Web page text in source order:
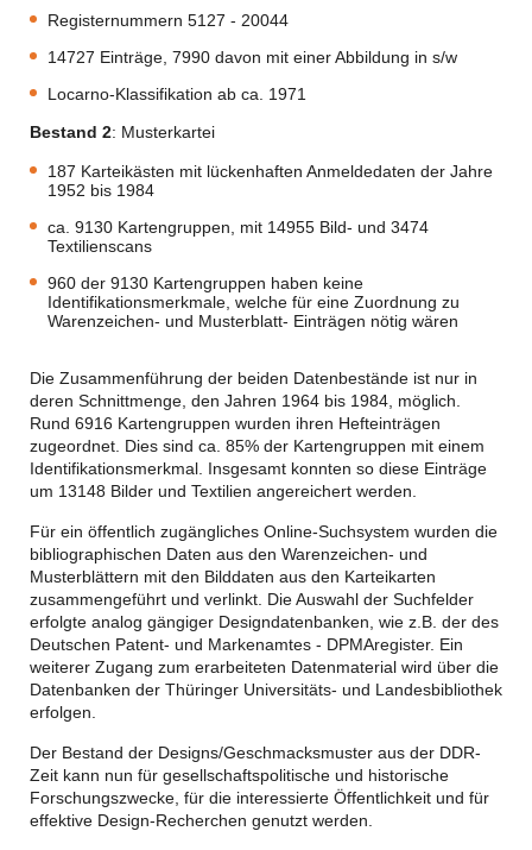
Registernummern 5127 - 20044
14727 Einträge, 7990 davon mit einer Abbildung in s/w
Locarno-Klassifikation ab ca. 1971
Bestand 2: Musterkartei
187 Karteikästen mit lückenhaften Anmeldedaten der Jahre
1952 bis 1984
ca. 9130 Kartengruppen, mit 14955 Bild- und 3474
Textilienscans
960 der 9130 Kartengruppen haben keine
Identifikationsmerkmale, welche für eine Zuordnung zu
Warenzeichen- und Musterblatt- Einträgen nötig wären
Die Zusammenführung der beiden Datenbestände ist nur in
deren Schnittmenge, den Jahren 1964 bis 1984, möglich.
Rund 6916 Kartengruppen wurden ihren Hefteinträgen
zugeordnet. Dies sind ca. 85% der Kartengruppen mit einem
Identifikationsmerkmal. Insgesamt konnten so diese Einträge
um 13148 Bilder und Textilien angereichert werden.
Für ein öffentlich zugängliches Online-Suchsystem wurden die
bibliographischen Daten aus den Warenzeichen- und
Musterblättern mit den Bilddaten aus den Karteikarten
zusammengeführt und verlinkt. Die Auswahl der Suchfelder
erfolgte analog gängiger Designdatenbanken, wie z.B. der des
Deutschen Patent- und Markenamtes - DPMAregister. Ein
weiterer Zugang zum erarbeiteten Datenmaterial wird über die
Datenbanken der Thüringer Universitäts- und Landesbibliothek
erfolgen.
Der Bestand der Designs/Geschmacksmuster aus der DDR-
Zeit kann nun für gesellschaftspolitische und historische
Forschungszwecke, für die interessierte Öffentlichkeit und für
effektive Design-Recherchen genutzt werden.